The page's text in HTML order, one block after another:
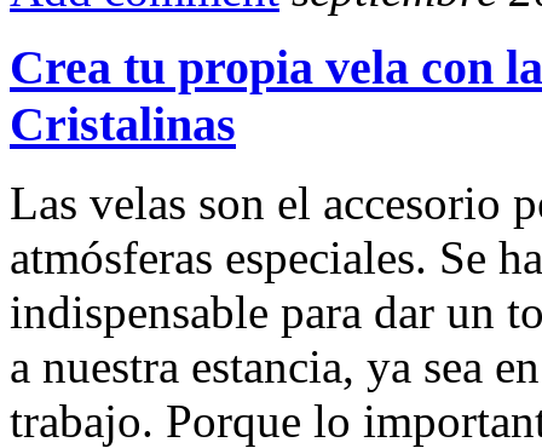
Crea tu propia vela con
Cristalinas
Las velas son el accesorio
atmósferas especiales. Se
indispensable para dar un
a nuestra estancia, ya sea
trabajo. Porque lo